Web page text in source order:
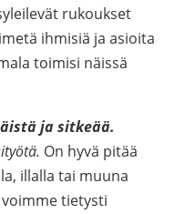
rukoukset
ihmisiä ja asioita
toimisi näissä
ja sitkeää.
On hyvä pitää
illalla tai muuna
tietysti